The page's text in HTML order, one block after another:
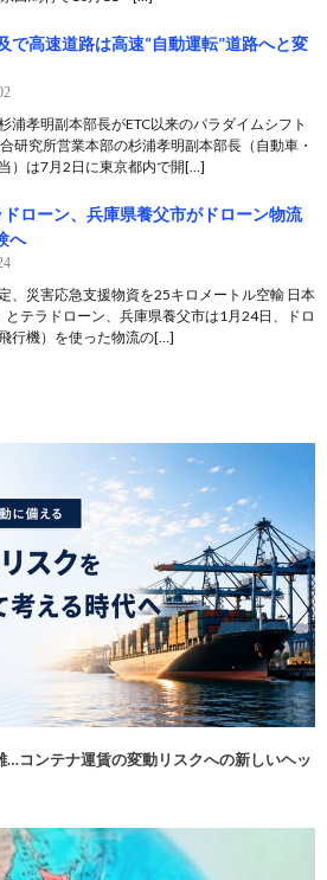
で高速道路は高速“自動運転”道路へと変
浦孝明副本部長がETC以来のパラダイムシフト
研究所営業本部の杉浦孝明副本部長（自動車・
）は7月2日に東京都内で開[…]
ローン、兵庫県養父市がドローン物流
へ
、災害応急支援物資を25キロメートル空輸 日本
とテラドローン、兵庫県養父市は1月24日、ドロ
行機）を使った物流の[…]
…コンテナ運賃の変動リスクへの新しいヘッ